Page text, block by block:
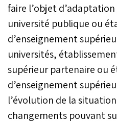
faire l’objet
université publique ou
d’enseignement
universités,
supérieur partenaire ou
d’enseignement
l’évolution de la
changements pouvant